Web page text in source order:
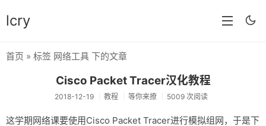
lcry
分类
分享
首页 » 标签 网络工具 下的文章
Cisco Packet Tracer汉化教程
2018-12-19 教程 等你来撩 5009 次阅读
这学期网络课要使用Cisco Packet Tracer进行模拟组网，于是下